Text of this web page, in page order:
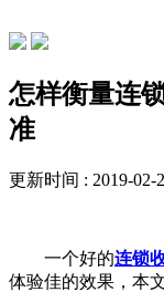
怎样衡量连
准
更新时间 : 2019-02-
一个好的连锁
体验佳的效果，本